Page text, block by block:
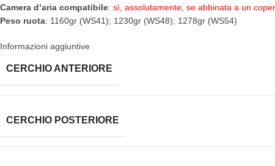
Camera d’aria compatibile: sì, assolutamente, se abbinata a un
Peso ruota: 1160gr (WS41); 1230gr (WS48); 1278gr (WS54)
Informazioni aggiuntive
CERCHIO ANTERIORE
CERCHIO POSTERIORE